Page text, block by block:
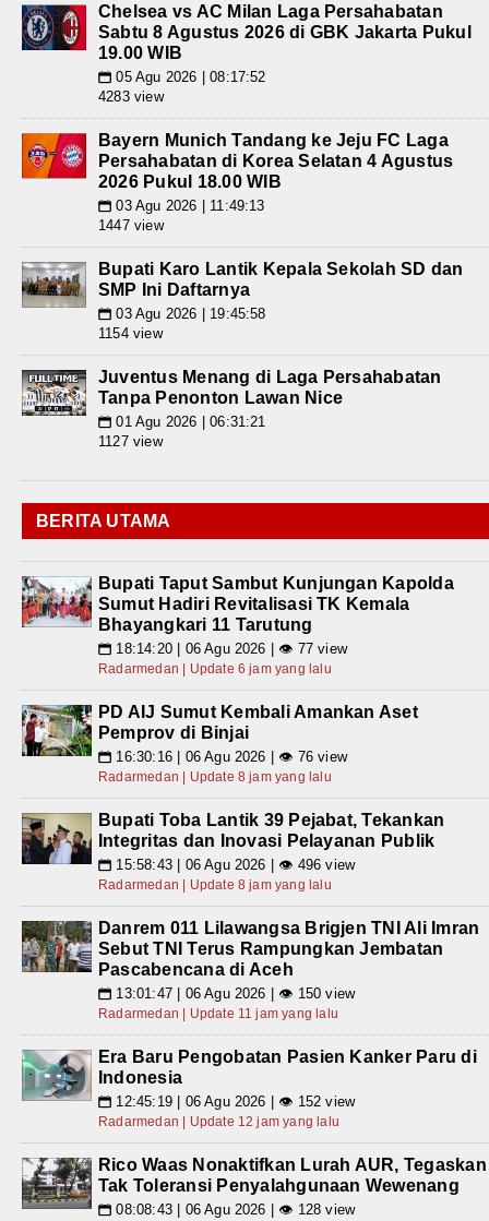
Chelsea vs AC Milan Laga Persahabatan
Sabtu 8 Agustus 2026 di GBK Jakarta Pukul
19.00 WIB
📅 05 Agu 2026 | 08:17:52
4283 view
Bayern Munich Tandang ke Jeju FC Laga
Persahabatan di Korea Selatan 4 Agustus
2026 Pukul 18.00 WIB
📅 03 Agu 2026 | 11:49:13
1447 view
Bupati Karo Lantik Kepala Sekolah SD dan
SMP Ini Daftarnya
📅 03 Agu 2026 | 19:45:58
1154 view
Juventus Menang di Laga Persahabatan
Tanpa Penonton Lawan Nice
📅 01 Agu 2026 | 06:31:21
1127 view
BERITA UTAMA
Bupati Taput Sambut Kunjungan Kapolda
Sumut Hadiri Revitalisasi TK Kemala
Bhayangkari 11 Tarutung
📅 18:14:20 | 06 Agu 2026 | 👁 77 view
Radarmedan | Update 6 jam yang lalu
PD AIJ Sumut Kembali Amankan Aset
Pemprov di Binjai
📅 16:30:16 | 06 Agu 2026 | 👁 76 view
Radarmedan | Update 8 jam yang lalu
Bupati Toba Lantik 39 Pejabat, Tekankan
Integritas dan Inovasi Pelayanan Publik
📅 15:58:43 | 06 Agu 2026 | 👁 496 view
Radarmedan | Update 8 jam yang lalu
Danrem 011 Lilawangsa Brigjen TNI Ali Imran
Sebut TNI Terus Rampungkan Jembatan
Pascabencana di Aceh
📅 13:01:47 | 06 Agu 2026 | 👁 150 view
Radarmedan | Update 11 jam yang lalu
Era Baru Pengobatan Pasien Kanker Paru di
Indonesia
📅 12:45:19 | 06 Agu 2026 | 👁 152 view
Radarmedan | Update 12 jam yang lalu
Rico Waas Nonaktifkan Lurah AUR, Tegaskan
Tak Toleransi Penyalahgunaan Wewenang
📅 08:08:43 | 06 Agu 2026 | 👁 128 view